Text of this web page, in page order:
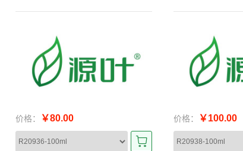
价格： ￥80.00 价格： ￥100.00